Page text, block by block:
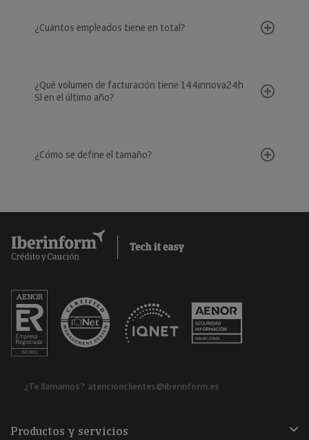
¿Cuántos empleados tiene en total?
¿Qué volumen de facturación tiene 144innova24h
Sl en el último año?
¿Cómo se define el tamaño?
¿Te llamamos? atencionclientes@iberinform.es
Productos y servicios